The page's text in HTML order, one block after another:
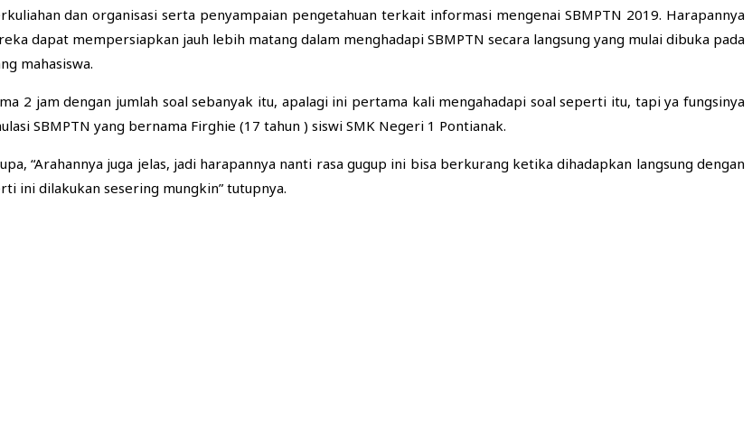
dan organisasi serta penyampaian pengetahuan terkait informasi mengenai SBMPTN 2019. Harapannya
dapat mempersiapkan jauh lebih matang dalam menghadapi SBMPTN secara langsung yang mulai dibuka pada
mahasiswa.
2 jam dengan jumlah soal sebanyak itu, apalagi ini pertama kali mengahadapi soal seperti itu, tapi ya fungsinya
SBMPTN yang bernama Firghie (17 tahun ) siswi SMK Negeri 1 Pontianak.
“Arahannya juga jelas, jadi harapannya nanti rasa gugup ini bisa berkurang ketika dihadapkan langsung dengan
ini dilakukan sesering mungkin” tutupnya.